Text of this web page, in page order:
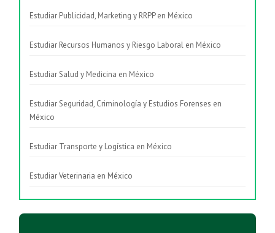
Estudiar Publicidad, Marketing y RRPP en México
Estudiar Recursos Humanos y Riesgo Laboral en México
Estudiar Salud y Medicina en México
Estudiar Seguridad, Criminología y Estudios Forenses en
México
Estudiar Transporte y Logística en México
Estudiar Veterinaria en México